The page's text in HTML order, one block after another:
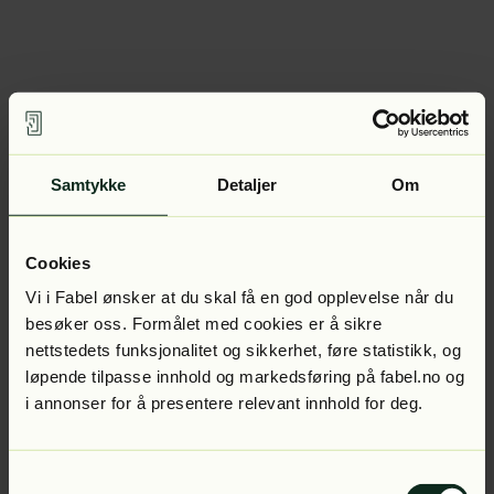
Samtykke Detaljer Om
Cookies
Vi i Fabel ønsker at du skal få en god opplevelse når du
besøker oss. Formålet med cookies er å sikre
nettstedets funksjonalitet og sikkerhet, føre statistikk, og
løpende tilpasse innhold og markedsføring på fabel.no og
i annonser for å presentere relevant innhold for deg.